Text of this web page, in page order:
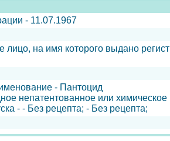
- 11.07.1967
лицо, на имя которого выдано
- Пантоцид
непатентованное или
- - Без рецепта; - Без рецепта;